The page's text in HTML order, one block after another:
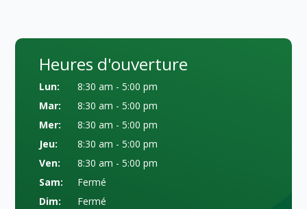
Heures d'ouverture
Lun:
8:30 am - 5:00 pm
Mar:
8:30 am - 5:00 pm
Mer:
8:30 am - 5:00 pm
Jeu:
8:30 am - 5:00 pm
Ven:
8:30 am - 5:00 pm
Sam:
Fermé
Dim:
Fermé